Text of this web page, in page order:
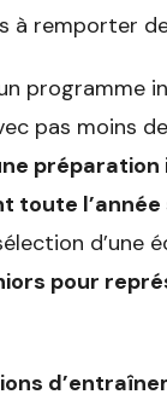
à remporter
programme
pas moins de
toute
d’une
pour